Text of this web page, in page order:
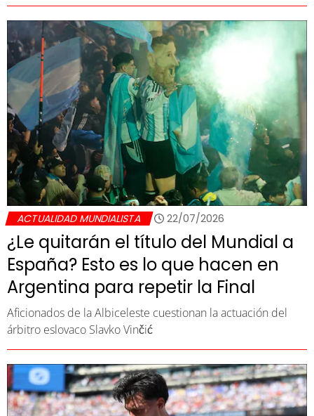
ACTUALIDAD MUNDIALISTA 22/07/2026
¿Le quitarán el título del Mundial a
España? Esto es lo que hacen en
Argentina para repetir la Final
Aficionados de la Albiceleste cuestionan la actuación del
árbitro eslovaco Slavko Vinčić